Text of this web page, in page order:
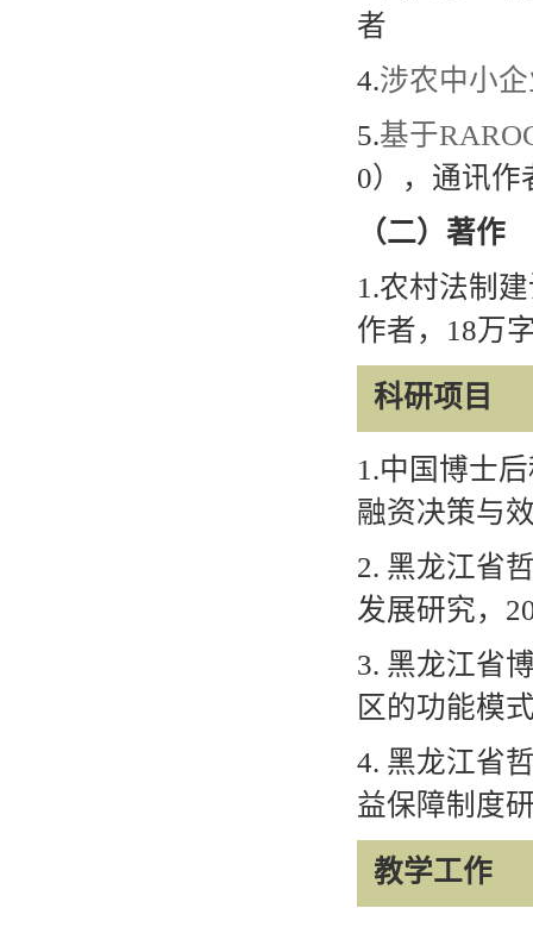
者
4.涉农中小
5.基于
0），通讯作
（二）著作
1.农村法制
作者， 18万
科研项目
1.中国博士
融资决策与
2. 黑龙江省
发展研究，
3. 黑龙江省
区的功能模
4. 黑龙江省
益保障制度
教学工作